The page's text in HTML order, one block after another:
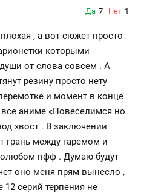
Да 7 Нет 1
, а вот сюжет просто
которыми
от слова совсем . А
резину просто нету
и момент в конце
все аниме «Повеселимся но
хвост . В заключении
грань между гаремом и
пфф . Думаю будут
оно меня прям вынесло ,
12 серий терпения не